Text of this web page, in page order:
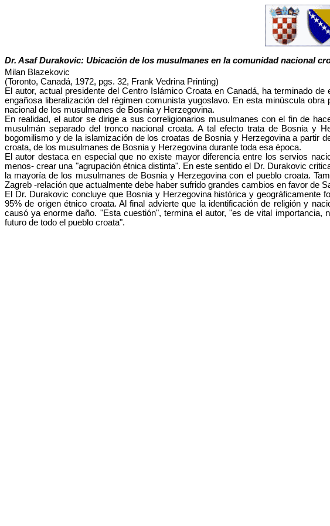
Dr. Asaf Durakovic: Ubicación de los musulmanes en la comunidad nacional
Milan Blazekovic
(Toronto, Canadá, 1972, pgs. 32, Frank Vedrina Printing)
El autor, actual presidente del Centro Islámico Croata en Canadá, ha terminado
engañosa liberalización del régimen comunista yugoslavo. En esta minúscula
nacional de los musulmanes de Bosnia y Herzegovina.
En realidad, el autor se dirige a sus correligionarios musulmanes con el fin de
musulmán separado del tronco nacional croata. A tal efecto trata de Bosnia y
bogomilismo y de la islamización de los croatas de Bosnia y Herzegovina a partir
croata, de los musulmanes de Bosnia y Herzegovina durante toda esa época.
El autor destaca en especial que no existe mayor diferencia entre los servios
menos- crear una "agrupación étnica distinta". En este sentido el Dr. Durakovic
la mayoría de los musulmanes de Bosnia y Herzegovina con el pueblo croata.
Zagreb -relación que actualmente debe haber sufrido grandes cambios en favor de
El Dr. Durakovic concluye que Bosnia y Herzegovina histórica y
95% de origen étnico croata. Al final advierte que la identificación de religión y
causó ya enorme daño. "Esta cuestión", termina el autor, "es de vital
futuro de todo el pueblo croata".